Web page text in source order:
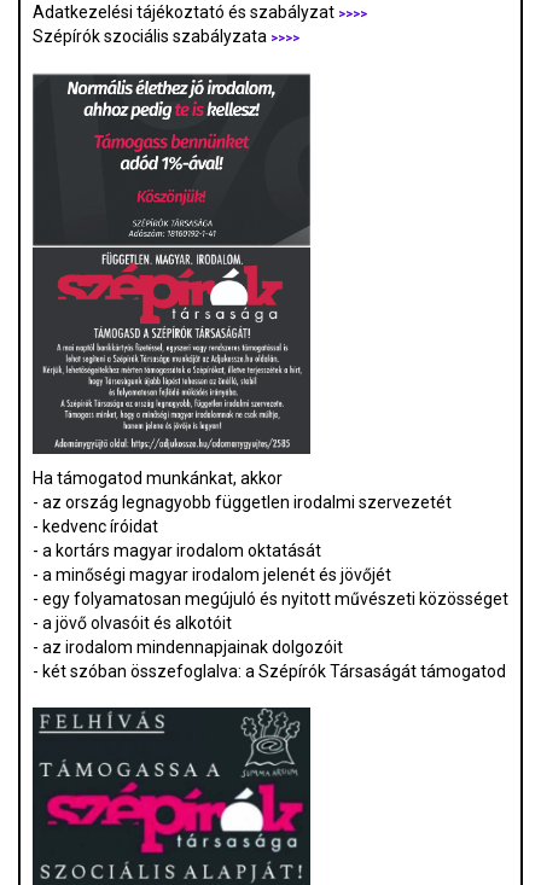
Adatkezelési tájékoztató és szabályzat >>>>
Szépírók szociális szabályzata >>>>
Ha támogatod munkánkat, akkor
- az ország legnagyobb független irodalmi szervezetét
- kedvenc íróidat
- a kortárs magyar irodalom oktatását
- a minőségi magyar irodalom jelenét és jövőjét
- egy folyamatosan megújuló és nyitott művészeti közösséget
- a jövő olvasóit és alkotóit
- az irodalom mindennapjainak dolgozóit
- két szóban összefoglalva: a Szépírók Társaságát támogatod